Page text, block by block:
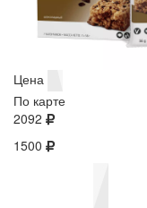
Цена
По карте
2092
1500